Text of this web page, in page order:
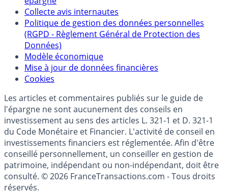
Collecte avis internautes
Politique de gestion des données personnelles
(RGPD - Règlement Général de Protection des
Données)
Modèle économique
Mise à jour de données financières
Cookies
Les articles et commentaires publiés sur le guide de
l'épargne ne sont aucunement des conseils en
investissement au sens des articles L. 321-1 et D. 321-1
du Code Monétaire et Financier. L'activité de conseil en
investissements financiers est réglementée. Afin d'être
conseillé personnellement, un conseiller en gestion de
patrimoine, indépendant ou non-indépendant, doit être
consulté. © 2026 FranceTransactions.com - Tous droits
réservés.